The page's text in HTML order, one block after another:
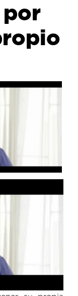
por